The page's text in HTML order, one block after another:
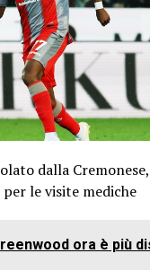
dalla
le visite mediche
ora è più